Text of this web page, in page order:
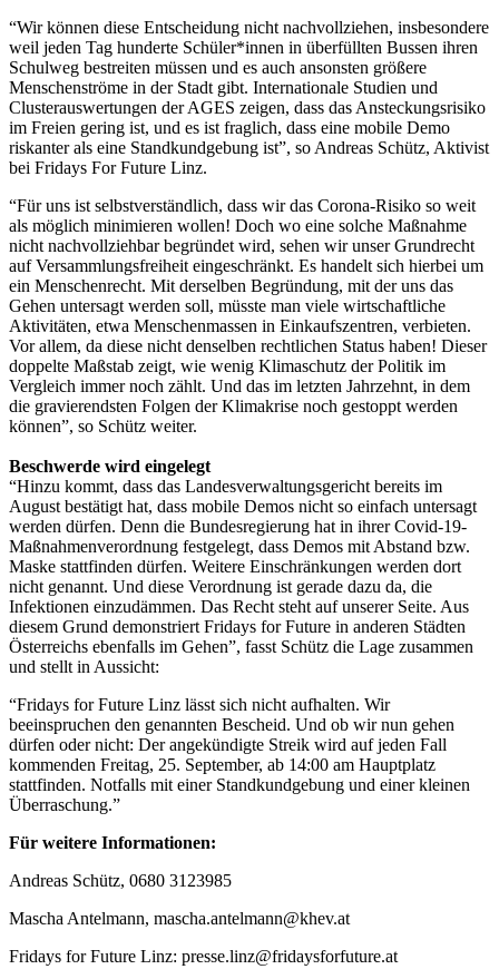
“Wir können diese Entscheidung nicht nachvollziehen, insbesondere
weil jeden Tag hunderte Schüler*innen in überfüllten Bussen ihren
Schulweg bestreiten müssen und es auch ansonsten größere
Menschenströme in der Stadt gibt. Internationale Studien und
Clusterauswertungen der AGES zeigen, dass das Ansteckungsrisiko
im Freien gering ist, und es ist fraglich, dass eine mobile Demo
riskanter als eine Standkundgebung ist”, so Andreas Schütz, Aktivist
bei Fridays For Future Linz.
“Für uns ist selbstverständlich, dass wir das Corona-Risiko so weit
als möglich minimieren wollen! Doch wo eine solche Maßnahme
nicht nachvollziehbar begründet wird, sehen wir unser Grundrecht
auf Versammlungsfreiheit eingeschränkt. Es handelt sich hierbei um
ein Menschenrecht. Mit derselben Begründung, mit der uns das
Gehen untersagt werden soll, müsste man viele wirtschaftliche
Aktivitäten, etwa Menschenmassen in Einkaufszentren, verbieten.
Vor allem, da diese nicht denselben rechtlichen Status haben! Dieser
doppelte Maßstab zeigt, wie wenig Klimaschutz der Politik im
Vergleich immer noch zählt. Und das im letzten Jahrzehnt, in dem
die gravierendsten Folgen der Klimakrise noch gestoppt werden
können”, so Schütz weiter.
Beschwerde wird eingelegt
“Hinzu kommt, dass das Landesverwaltungsgericht bereits im
August bestätigt hat, dass mobile Demos nicht so einfach untersagt
werden dürfen. Denn die Bundesregierung hat in ihrer Covid-19-
Maßnahmenverordnung festgelegt, dass Demos mit Abstand bzw.
Maske stattfinden dürfen. Weitere Einschränkungen werden dort
nicht genannt. Und diese Verordnung ist gerade dazu da, die
Infektionen einzudämmen. Das Recht steht auf unserer Seite. Aus
diesem Grund demonstriert Fridays for Future in anderen Städten
Österreichs ebenfalls im Gehen”, fasst Schütz die Lage zusammen
und stellt in Aussicht:
“Fridays for Future Linz lässt sich nicht aufhalten. Wir
beeinspruchen den genannten Bescheid. Und ob wir nun gehen
dürfen oder nicht: Der angekündigte Streik wird auf jeden Fall
kommenden Freitag, 25. September, ab 14:00 am Hauptplatz
stattfinden. Notfalls mit einer Standkundgebung und einer kleinen
Überraschung.”
Für weitere Informationen:
Andreas Schütz, 0680 3123985
Mascha Antelmann, mascha.antelmann@khev.at
Fridays for Future Linz: presse.linz@fridaysforfuture.at